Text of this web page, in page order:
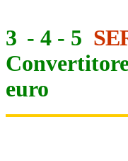
3 - 4 - 5
euro